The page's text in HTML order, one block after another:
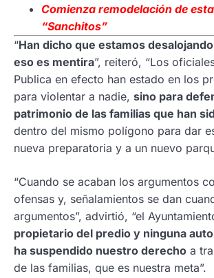
Comienza remodelación de
“Sanchitos”
“Han dicho que estamos
eso es mentira”, reiteró, “Los
Publica en efecto han estado en los
para violentar a nadie, sino para
patrimonio de las familias que han
dentro del mismo polígono para dar
nueva preparatoria y a un nuevo
“Cuando se acaban los argumentos
ofensas y, señalamientos se dan
argumentos”, advirtió, “el
propietario del predio y ninguna
ha suspendido nuestro derecho a
de las familias, que es nuestra meta”.